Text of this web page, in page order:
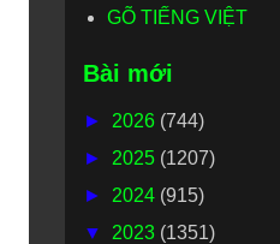
GÕ TIẾNG VIỆT
Bài mới
► 2026 (744)
► 2025 (1207)
► 2024 (915)
▼ 2023 (1351)